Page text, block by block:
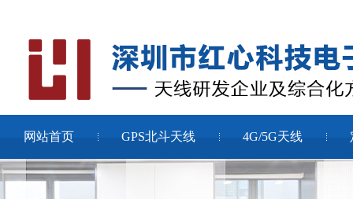
网站首页 GPS北斗天线 4G/5G天线